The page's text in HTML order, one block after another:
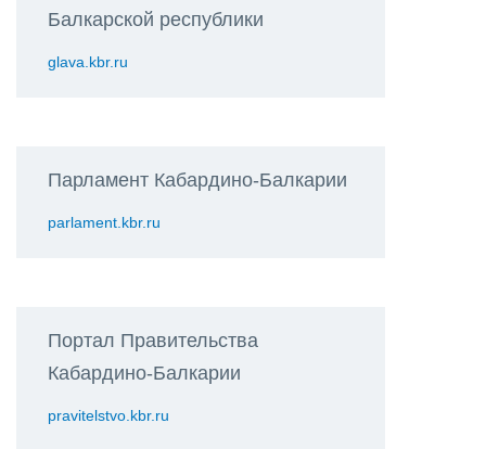
Балкарской республики
glava.kbr.ru
Парламент Кабардино-Балкарии
parlament.kbr.ru
Портал Правительства
Кабардино-Балкарии
pravitelstvo.kbr.ru